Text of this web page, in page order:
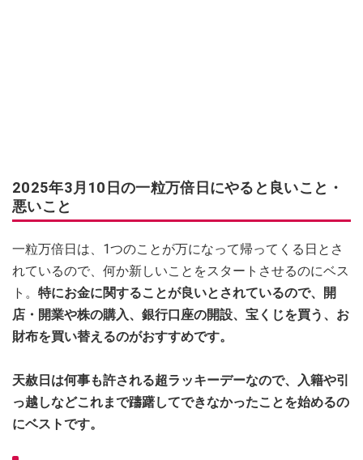
2025年3月10日の一粒万倍日にやると良いこと・
悪いこと
一粒万倍日は、1つのことが万になって帰ってくる日とさ
れているので、何か新しいことをスタートさせるのにベス
ト。 特にお金に関することが良いとされているので、開
店・開業や株の購入、銀行口座の開設、宝くじを買う、お
財布を買い替えるのがおすすめです。
天赦日は何事も許される超ラッキーデーなので、入籍や引
っ越しなどこれまで躊躇してできなかったことを始めるの
にベストです。